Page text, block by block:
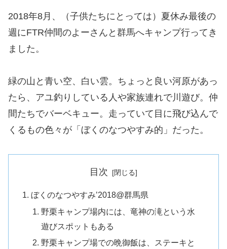
2018年8月、（子供たちにとっては）夏休み最後の
週にFTR仲間のよーさんと群馬へキャンプ行ってき
ました。
緑の山と青い空、白い雲。ちょっと良い河原があっ
たら、アユ釣りしている人や家族連れで川遊び。仲
間たちでバーベキュー。走っていて目に飛び込んで
くるもの色々が「ぼくのなつやすみ的」だった。
目次
ぼくのなつやすみ’2018@群馬県
野栗キャンプ場内には、竜神の滝という水
遊びスポットもある
野栗キャンプ場での晩御飯は、ステーキと